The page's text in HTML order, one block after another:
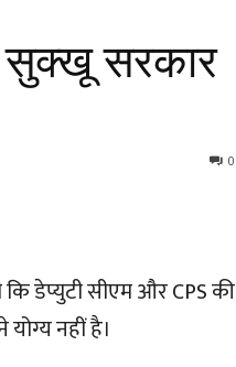
सुक्खू सरकार
0
डेप्युटी सीएम और CPS की
नहीं है।